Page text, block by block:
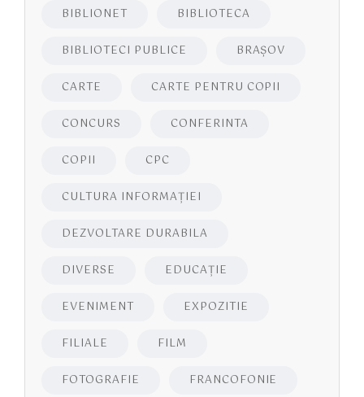
BIBLIONET BIBLIOTECA
BIBLIOTECI PUBLICE BRAŞOV
CARTE CARTE PENTRU COPII
CONCURS CONFERINTA
COPII CPC
CULTURA INFORMAŢIEI
DEZVOLTARE DURABILA
DIVERSE EDUCAŢIE
EVENIMENT EXPOZITIE
FILIALE FILM
FOTOGRAFIE FRANCOFONIE